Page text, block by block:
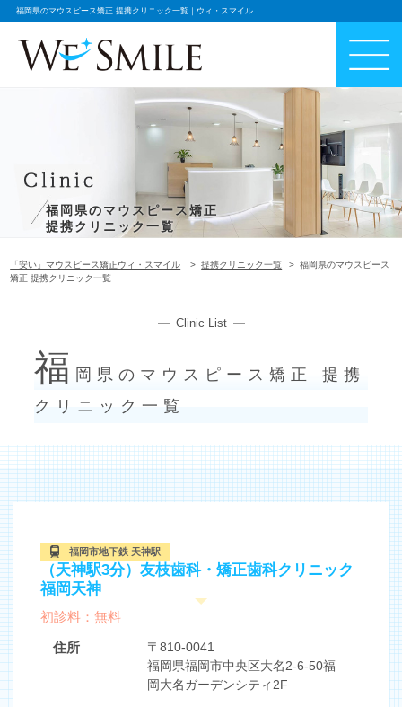
福岡県のマウスピース矯正 提携クリニック一覧｜ウィ・スマイル
福岡県のマウスピース矯正
提携クリニック一覧
「安い」マウスピース矯正ウィ・スマイル 提携クリニック一覧
福岡県のマウスピース
矯正 提携クリニック一覧
Clinic List
福 岡県のマウスピース矯正 提携
クリニック一覧
（天神駅3分）友枝歯科・矯正歯科クリニック
福岡天神
福岡市地下鉄 天神駅
初診料：無料
住所
〒810-0041
福岡県福岡市中央区大名2-6-50福
岡大名ガーデンシティ2F